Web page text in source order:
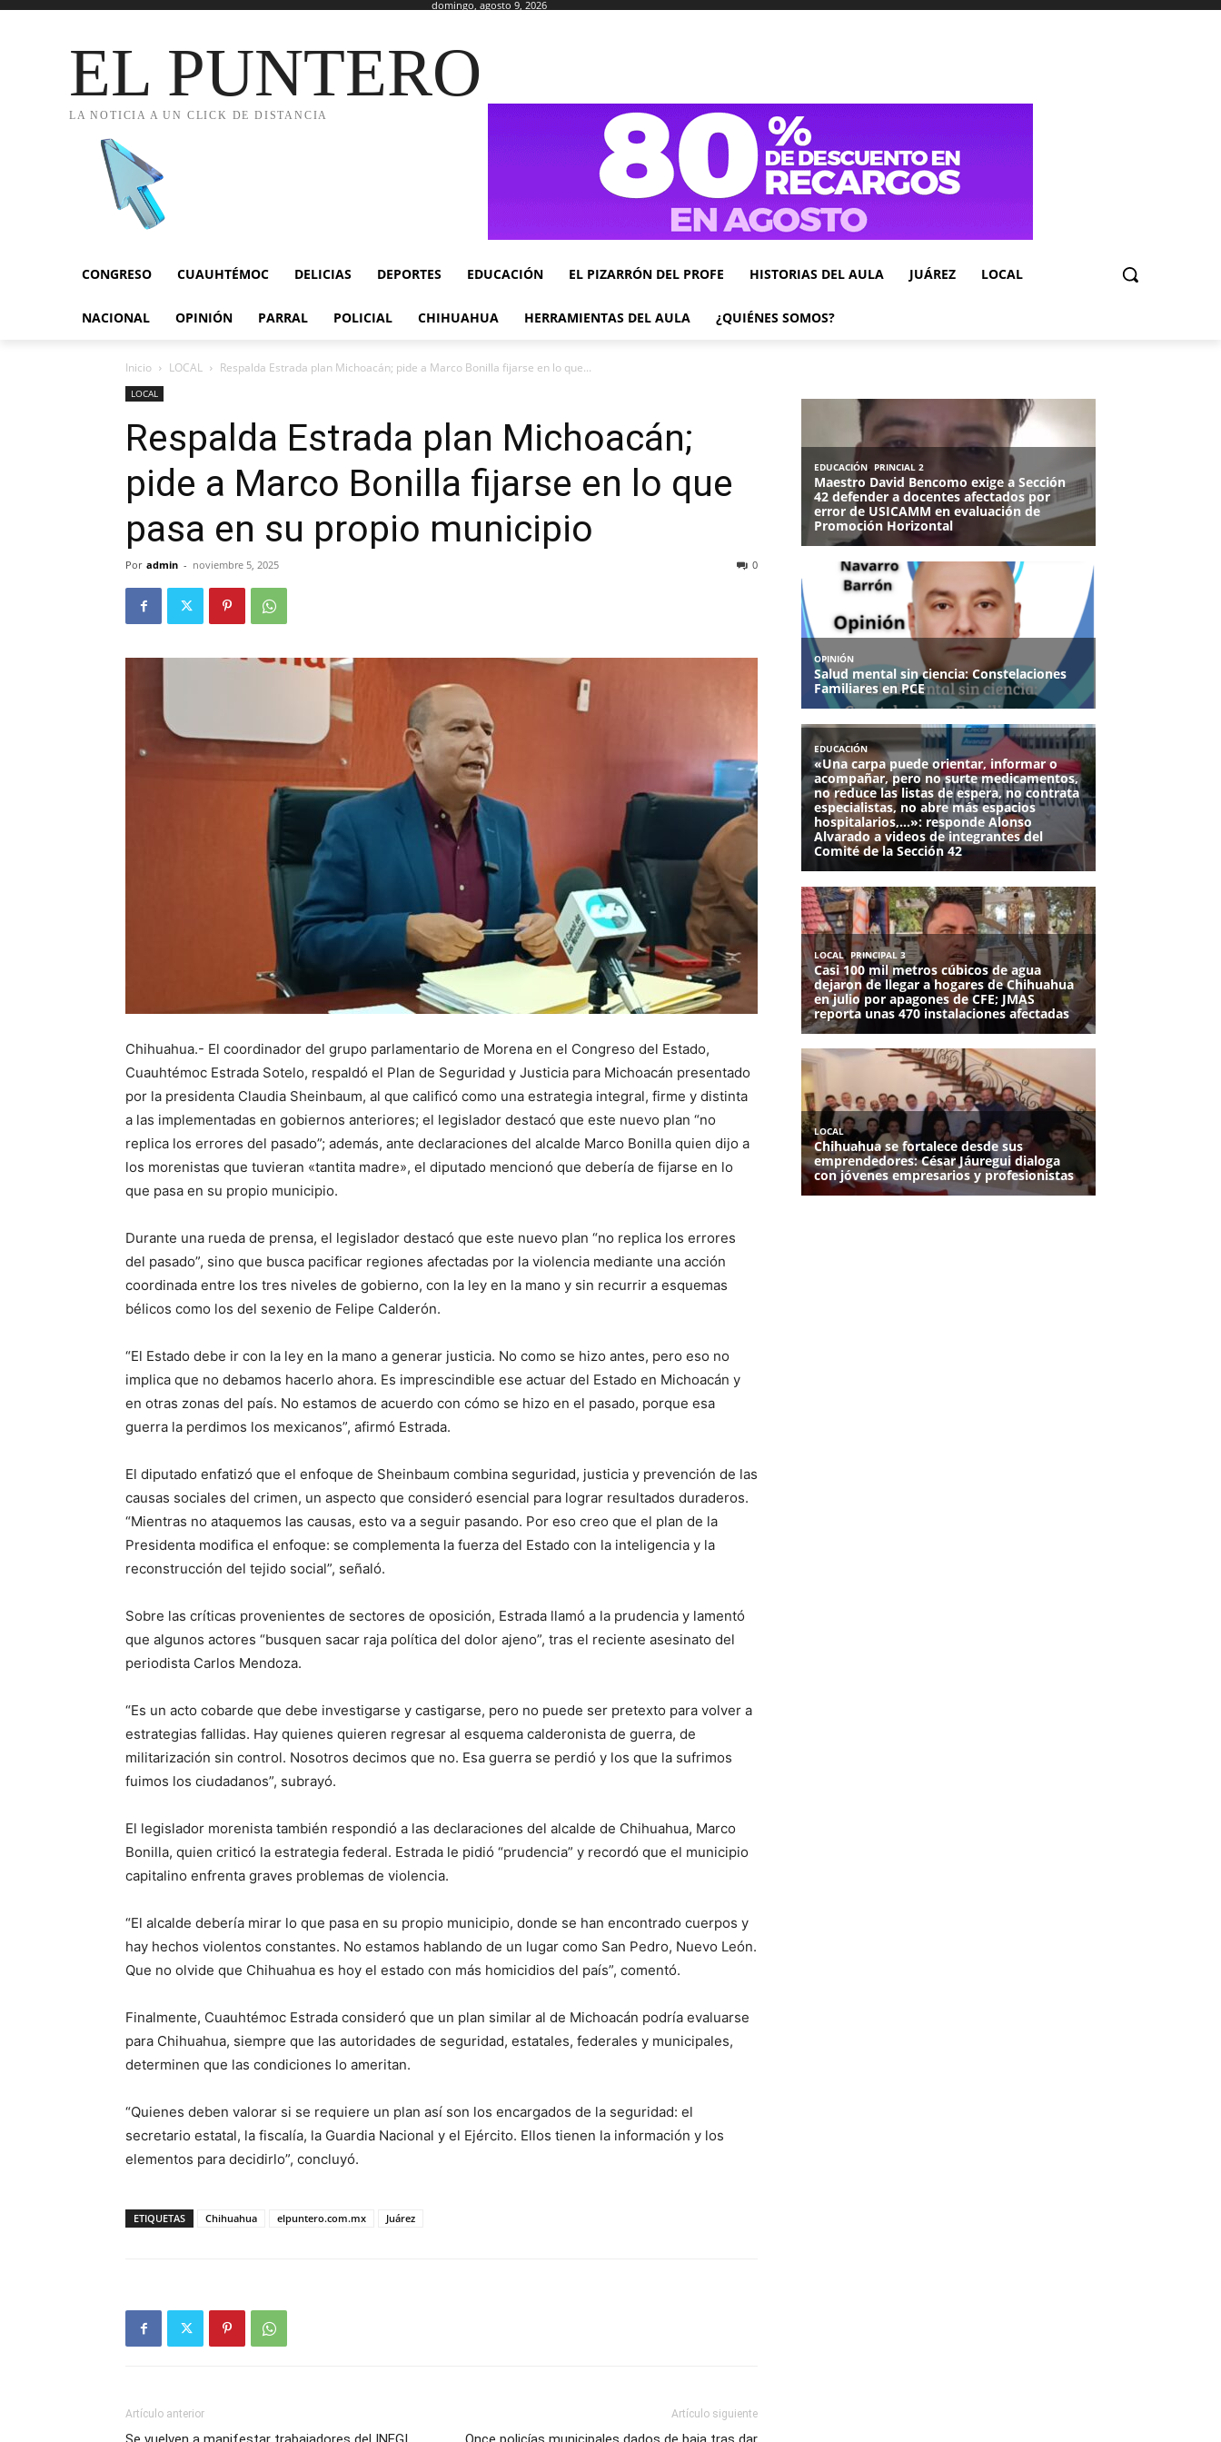
domingo, agosto 9, 2026
EL PUNTERO
LA NOTICIA A UN CLICK DE DISTANCIA
CONGRESO CUAUHTÉMOC DELICIAS DEPORTES EDUCACIÓN EL PIZARRÓN DEL PROFE HISTORIAS DEL AULA JUÁREZ LOCAL
NACIONAL OPINIÓN PARRAL POLICIAL CHIHUAHUA HERRAMIENTAS DEL AULA ¿QUIÉNES SOMOS?
Inicio LOCAL Respalda Estrada plan Michoacán; pide a Marco Bonilla fijarse en lo que...
LOCAL
Respalda Estrada plan Michoacán;
pide a Marco Bonilla fijarse en lo que
pasa en su propio municipio
Por admin - noviembre 5, 2025 0
Chihuahua.- El coordinador del grupo parlamentario de Morena en el Congreso del Estado,
Cuauhtémoc Estrada Sotelo, respaldó el Plan de Seguridad y Justicia para Michoacán presentado
por la presidenta Claudia Sheinbaum, al que calificó como una estrategia integral, firme y distinta
a las implementadas en gobiernos anteriores; el legislador destacó que este nuevo plan “no
replica los errores del pasado”; además, ante declaraciones del alcalde Marco Bonilla quien dijo a
los morenistas que tuvieran «tantita madre», el diputado mencionó que debería de fijarse en lo
que pasa en su propio municipio.
Durante una rueda de prensa, el legislador destacó que este nuevo plan “no replica los errores
del pasado”, sino que busca pacificar regiones afectadas por la violencia mediante una acción
coordinada entre los tres niveles de gobierno, con la ley en la mano y sin recurrir a esquemas
bélicos como los del sexenio de Felipe Calderón.
“El Estado debe ir con la ley en la mano a generar justicia. No como se hizo antes, pero eso no
implica que no debamos hacerlo ahora. Es imprescindible ese actuar del Estado en Michoacán y
en otras zonas del país. No estamos de acuerdo con cómo se hizo en el pasado, porque esa
guerra la perdimos los mexicanos”, afirmó Estrada.
El diputado enfatizó que el enfoque de Sheinbaum combina seguridad, justicia y prevención de las
causas sociales del crimen, un aspecto que consideró esencial para lograr resultados duraderos.
“Mientras no ataquemos las causas, esto va a seguir pasando. Por eso creo que el plan de la
Presidenta modifica el enfoque: se complementa la fuerza del Estado con la inteligencia y la
reconstrucción del tejido social”, señaló.
Sobre las críticas provenientes de sectores de oposición, Estrada llamó a la prudencia y lamentó
que algunos actores “busquen sacar raja política del dolor ajeno”, tras el reciente asesinato del
periodista Carlos Mendoza.
“Es un acto cobarde que debe investigarse y castigarse, pero no puede ser pretexto para volver a
estrategias fallidas. Hay quienes quieren regresar al esquema calderonista de guerra, de
militarización sin control. Nosotros decimos que no. Esa guerra se perdió y los que la sufrimos
fuimos los ciudadanos”, subrayó.
El legislador morenista también respondió a las declaraciones del alcalde de Chihuahua, Marco
Bonilla, quien criticó la estrategia federal. Estrada le pidió “prudencia” y recordó que el municipio
capitalino enfrenta graves problemas de violencia.
“El alcalde debería mirar lo que pasa en su propio municipio, donde se han encontrado cuerpos y
hay hechos violentos constantes. No estamos hablando de un lugar como San Pedro, Nuevo León.
Que no olvide que Chihuahua es hoy el estado con más homicidios del país”, comentó.
Finalmente, Cuauhtémoc Estrada consideró que un plan similar al de Michoacán podría evaluarse
para Chihuahua, siempre que las autoridades de seguridad, estatales, federales y municipales,
determinen que las condiciones lo ameritan.
“Quienes deben valorar si se requiere un plan así son los encargados de la seguridad: el
secretario estatal, la fiscalía, la Guardia Nacional y el Ejército. Ellos tienen la información y los
elementos para decidirlo”, concluyó.
ETIQUETAS Chihuahua elpuntero.com.mx Juárez
Artículo anterior Artículo siguiente